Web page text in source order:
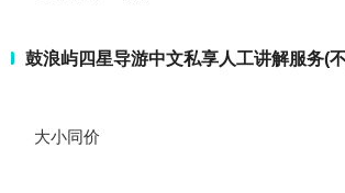
鼓浪屿四星导游中文私享人工讲解服务(
大小同价